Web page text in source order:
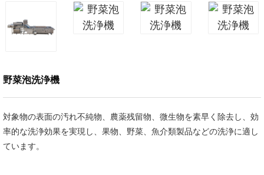
野菜泡洗浄機
対象物の表面の汚れ不純物、農薬残留物、微生物を素早く除去し、効
率的な洗浄効果を実現し、果物、野菜、魚介類製品などの洗浄に適し
ています。